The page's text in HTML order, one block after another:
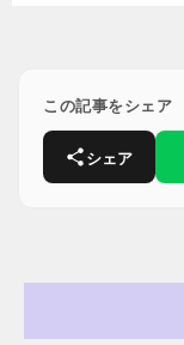
この記事をシェア
シェア